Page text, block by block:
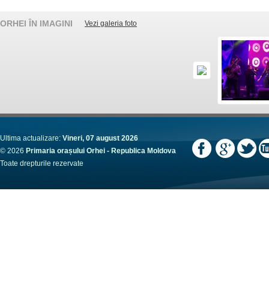
ORHEI ÎN IMAGINI Vezi galeria foto
Ultima actualizare: Vineri, 07 august 2026
© 2026 Primaria orașului Orhei - Republica Moldova
Toate drepturile rezervate